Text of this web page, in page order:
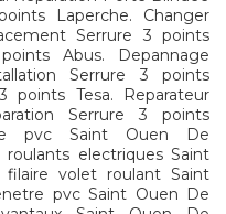
Laperche. Changer
Serrure 3 points
Abus. Depannage
Serrure 3 points
points Tesa. Reparateur
Serrure 3 points
pvc Saint Ouen De
electriques Saint
filaire volet roulant Saint
pvc Saint Ouen De